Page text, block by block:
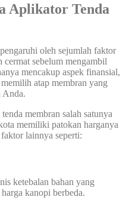
Aplikator Tenda
oleh sejumlah faktor
sebelum mengambil
mencakup aspek finansial,
atap membran yang
Anda.
membran salah satunya
memiliki patokan harganya
lainnya seperti:
ketebalan bahan yang
kanopi berbeda.